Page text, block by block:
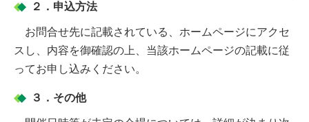
２．申込方法
お問合せ先に記載されている、ホームページにアクセ
スし、内容を御確認の上、当該ホームページの記載に従
ってお申し込みください。
３．その他